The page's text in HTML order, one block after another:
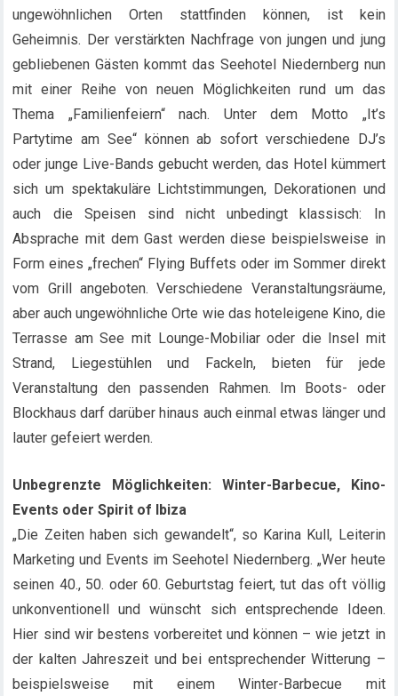
ungewöhnlichen Orten stattfinden können, ist kein
Geheimnis. Der verstärkten Nachfrage von jungen und jung
gebliebenen Gästen kommt das Seehotel Niedernberg nun
mit einer Reihe von neuen Möglichkeiten rund um das
Thema „Familienfeiern“ nach. Unter dem Motto „It’s
Partytime am See“ können ab sofort verschiedene DJ’s
oder junge Live-Bands gebucht werden, das Hotel kümmert
sich um spektakuläre Lichtstimmungen, Dekorationen und
auch die Speisen sind nicht unbedingt klassisch: In
Absprache mit dem Gast werden diese beispielsweise in
Form eines „frechen“ Flying Buffets oder im Sommer direkt
vom Grill angeboten. Verschiedene Veranstaltungsräume,
aber auch ungewöhnliche Orte wie das hoteleigene Kino, die
Terrasse am See mit Lounge-Mobiliar oder die Insel mit
Strand, Liegestühlen und Fackeln, bieten für jede
Veranstaltung den passenden Rahmen. Im Boots- oder
Blockhaus darf darüber hinaus auch einmal etwas länger und
lauter gefeiert werden.
Unbegrenzte Möglichkeiten: Winter-Barbecue, Kino-
Events oder Spirit of Ibiza
„Die Zeiten haben sich gewandelt“, so Karina Kull, Leiterin
Marketing und Events im Seehotel Niedernberg. „Wer heute
seinen 40., 50. oder 60. Geburtstag feiert, tut das oft völlig
unkonventionell und wünscht sich entsprechende Ideen.
Hier sind wir bestens vorbereitet und können – wie jetzt in
der kalten Jahreszeit und bei entsprechender Witterung –
beispielsweise mit einem Winter-Barbecue mit